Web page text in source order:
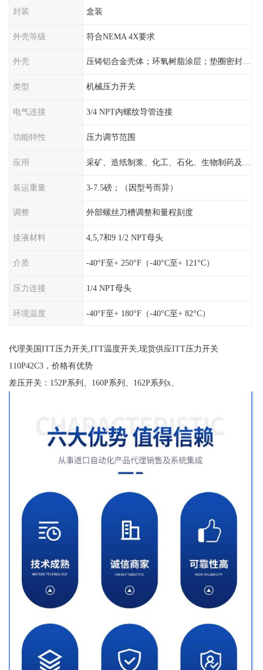
封装 盒装
外壳等级 符合NEMA 4X要求
外壳 压铸铝合金壳体；环氧树脂涂层；垫圈密封；卡紧螺丝
类型 机械压力开关
电气连接 3/4 NPT内螺纹导管连接
功能特性 压力调节范围
应用
装运重量 3-7.5磅；（因型号而异）
调整 外部螺丝刀槽调整和量程刻度
接液材料 4,5,7和9 1/2 NPT母头
介质 -40°F至+ 250°F（-40°C至+ 121°C）
压力连接 1/4 NPT母头
环境温度 -40°F至+ 180°F（-40°C至+ 82°C）
代理美国ITT压力开关,ITT温度开关,现货供应ITT压力开关
110P42C3，价格有优势
差压开关：152P系列、160P系列、162P系列x、